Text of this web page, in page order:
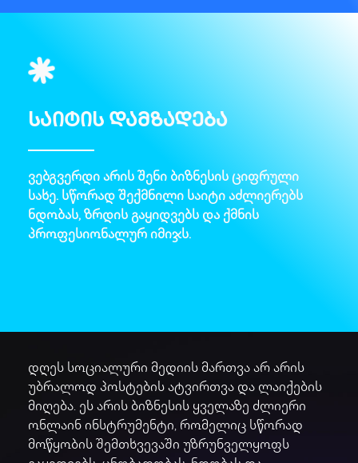
საიტის დამზადება
ვებგვერდი არის შენი ბიზნესის ციფრული
სახე. სწორად შექმნილი საიტი აძლიერებს
ნდობას, ზრდის გაყიდვებს და ქმნის
პროფესიონალურ იმიჯს.
დღეს სოციალური მედიის მართვა არ არის
უბრალოდ პოსტების ატვირთვა და ლაიქების
მიღება. ეს არის ბიზნესის ყველაზე ძლიერი
ონლაინ ინსტრუმენტი, რომელიც სწორად
მოწყობის შემთხვევაში უზრუნველყოფს